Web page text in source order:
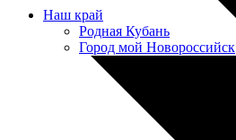
Наш край
Родная Кубань
Город мой Новороссийск